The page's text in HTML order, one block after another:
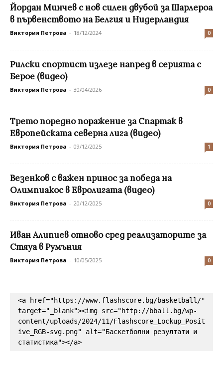
Йордан Минчев с нов силен двубой за Шарлероа
в първенството на Белгия и Нидерландия
Виктория Петрова - 18/12/2024 0
Рилски спортист излезе напред в серията с
Берое (видео)
Виктория Петрова - 30/04/2026 0
Трето поредно поражение за Спартак в
Европейската северна лига (видео)
Виктория Петрова - 09/12/2025 1
Везенков с важен принос за победа на
Олимпиакос в Евролигата (видео)
Виктория Петрова - 20/12/2025 0
Иван Алипиев отново сред реализаторите за
Стяуа в Румъния
Виктория Петрова - 10/05/2025 0
<a href="https://www.flashscore.bg/basketball/"
target="_blank"><img src="http://bball.bg/wp-
content/uploads/2024/11/Flashscore_Lockup_Posit
ive_RGB-svg.png" alt="Баскетболни резултати и
статистика"></a>